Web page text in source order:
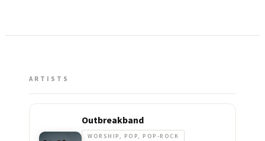
ARTISTS
Outbreakband
WORSHIP, POP, POP-ROCK